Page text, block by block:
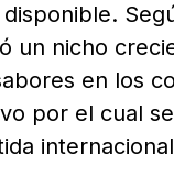
un nicho
en los
por el cual